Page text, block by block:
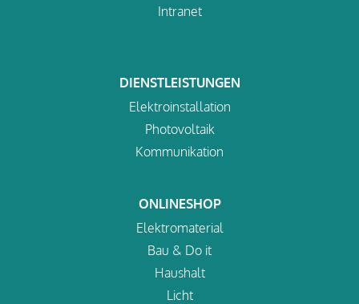
Intranet
DIENSTLEISTUNGEN
Elektroinstallation
Photovoltaik
Kommunikation
ONLINESHOP
Elektromaterial
Bau & Do it
Haushalt
Licht